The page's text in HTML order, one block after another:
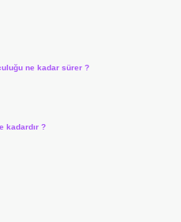
ne kadar sürer ?
kadardır ?